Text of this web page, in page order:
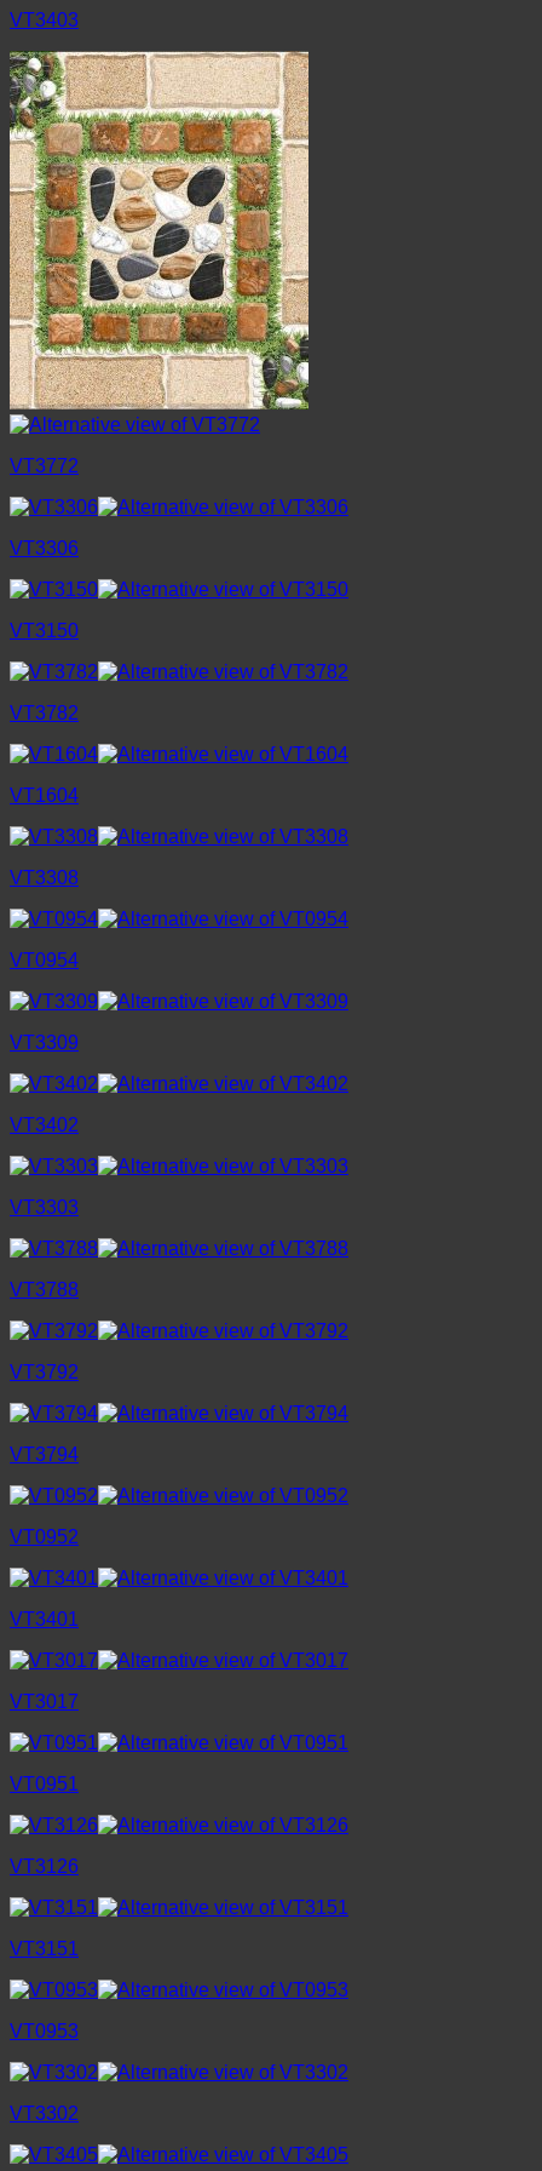
VT3403
VT3772
VT3306
VT3150
VT3782
VT1604
VT3308
VT0954
VT3309
VT3402
VT3303
VT3788
VT3792
VT3794
VT0952
VT3401
VT3017
VT0951
VT3126
VT3151
VT0953
VT3302